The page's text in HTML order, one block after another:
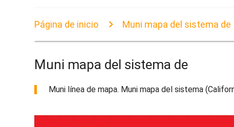
Página de inicio Muni mapa del sistema de
Muni mapa del sistema de
Muni línea de mapa. Muni mapa del sistema